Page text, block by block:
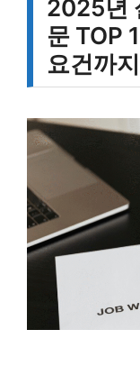
2025년
문 TOP
요건까지